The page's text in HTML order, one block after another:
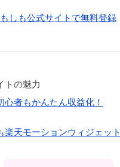
しも公式サイトで無料登録
トの魅力
者もかんたん収益化！
楽天モーションウィジェット